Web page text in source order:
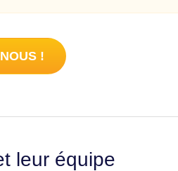
!
leur équipe